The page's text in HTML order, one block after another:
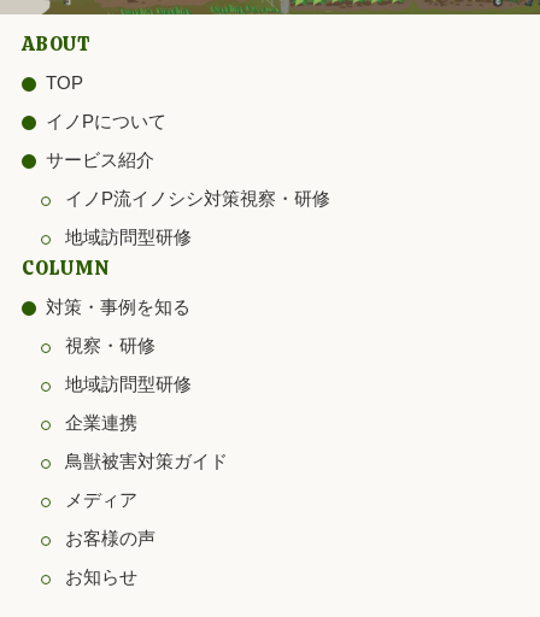
ABOUT
TOP
イノPについて
サービス紹介
イノP流イノシシ対策視察・研修
地域訪問型研修
COLUMN
対策・事例を知る
視察・研修
地域訪問型研修
企業連携
鳥獣被害対策ガイド
メディア
お客様の声
お知らせ